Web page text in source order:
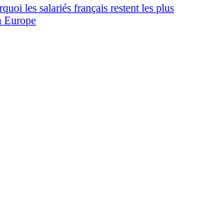
les salariés français restent les plus
Europe